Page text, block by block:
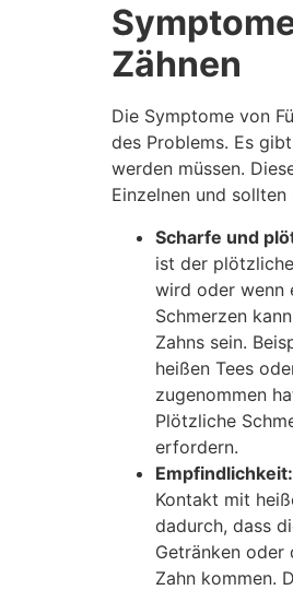
Zähnen
Die Symptome von
des Problems. Es
werden müssen.
Einzelnen und
Scharfe und
ist der
wird oder wenn
Schmerzen
Zahns sein.
heißen Tees
zugenommen
Plötzliche
erfordern.
Empfindlichkeit:
Kontakt mit
dadurch, dass
Getränken oder
Zahn kommen.